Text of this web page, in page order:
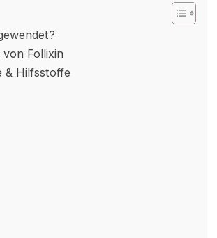
Follixin
& Hilfsstoffe